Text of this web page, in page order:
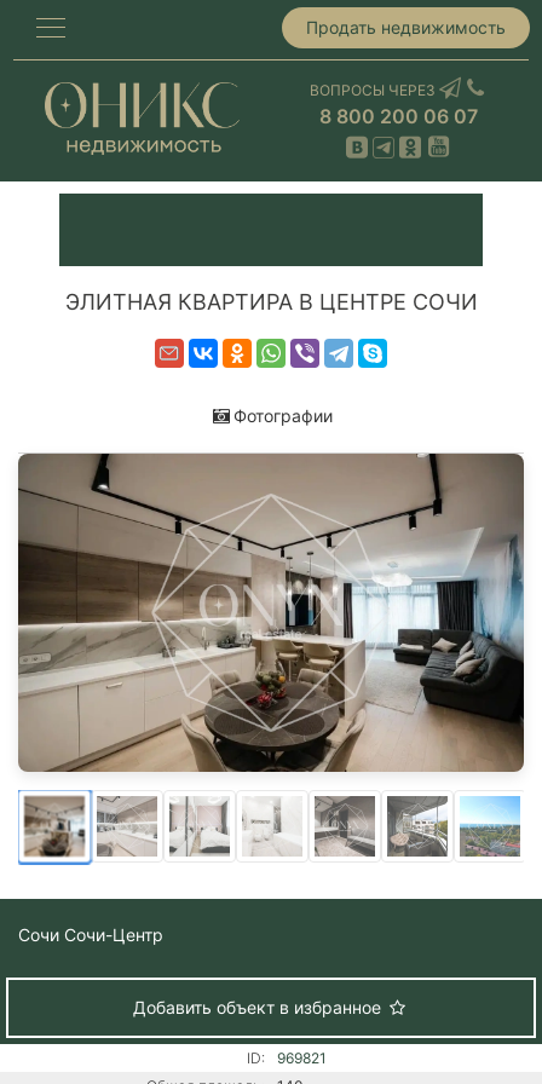
Продать недвижимость
ВОПРОСЫ ЧЕРЕЗ
8 800 200 06 07
ЭЛИТНАЯ КВАРТИРА В ЦЕНТРЕ СОЧИ
Фотографии
Сочи Сочи-Центр
Добавить объект в избранное
ID:
969821